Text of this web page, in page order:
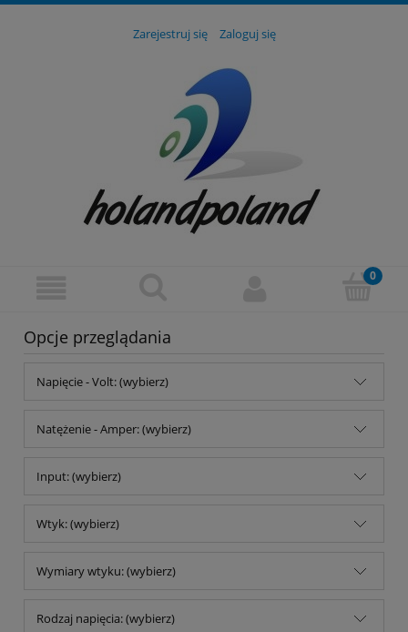
Zarejestruj się Zaloguj się
Opcje przeglądania
Napięcie - Volt: (wybierz)
Natężenie - Amper: (wybierz)
Input: (wybierz)
Wtyk: (wybierz)
Wymiary wtyku: (wybierz)
Rodzaj napięcia: (wybierz)